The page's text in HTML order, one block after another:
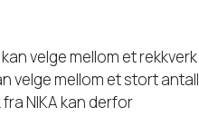
velge mellom et rekkverk
velge mellom et stort antall
NIKA kan derfor